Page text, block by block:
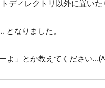
ディレクトリ以外に置いた
なりました。
よ」とか教えてください